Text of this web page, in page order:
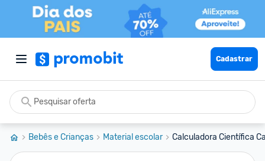
Cadastrar
Bebês e Crianças Material escolar Calculadora Científica